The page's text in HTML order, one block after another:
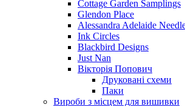
Cottage Garden Samplings
Glendon Place
Alessandra Adelaide
Ink Circles
Blackbird Designs
Just Nan
Вікторія Попович
Друковані схеми
Паки
Вироби з місцем для вишивки